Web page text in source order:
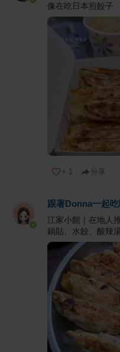
像在吃日本煎餃子
+ 1 分享
跟著Donna一起
江家小館｜在地人
鍋貼、水餃、酸辣